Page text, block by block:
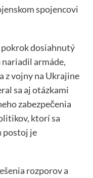
spojencovi
dosiahnutý
armáde,
z vojny na Ukrajine
sa aj otázkami
zabezpečenia
ktorí sa
postoj je
rozporov a